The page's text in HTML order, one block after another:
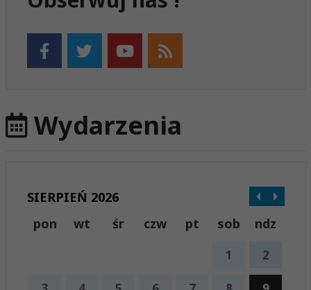
Wydarzenia
SIERPIEŃ 2026
pon
wt śr czw pt sob ndz
1 2